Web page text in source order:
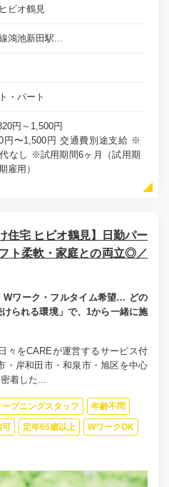
ビオ鶴見
鴻池新田駅...
・パート
円～1,500円
円〜1,500円 交通費別途支給 ※
なし ※試用期間6ヶ月（試用期
雇用）
住宅 ヒビオ鶴見】日勤パー
ト柔軟・家庭との両立◎／
Wワーク・フルタイム希望… どの
られる環境」で、1から一緒に施
々をCAREが運営するサービス付
・岸和田市・和泉市・旭区を中心
着した...
ープニングスタッフ 年齢不問
可 定年65歳以上 WワークOK